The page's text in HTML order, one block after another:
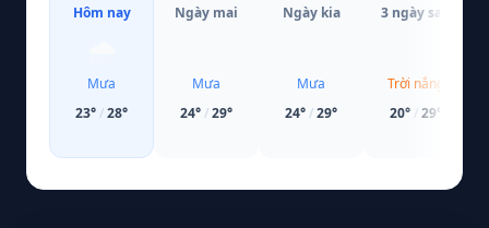
Hôm nay
Mưa
23°/28°
Ngày mai
Mưa
24°/29°
Ngày kia
Mưa
24°/29°
3 ngày sau
Trời nắng
20° /29°